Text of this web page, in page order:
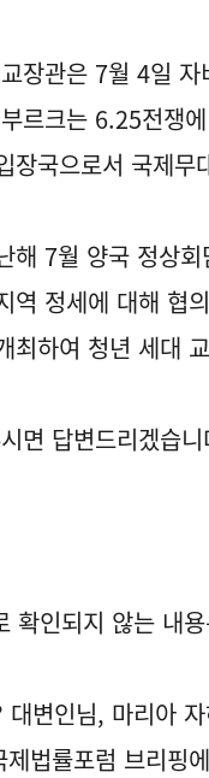
장관은 7월 4일
르크는 6.25전쟁
장국으로서 국제
해 7월 양국 정상
역 정세에 대해 협
최하여 청년 세대
면 답변드리겠습니
확인되지 않는 내
변인님, 마리아
법률포럼 브리핑